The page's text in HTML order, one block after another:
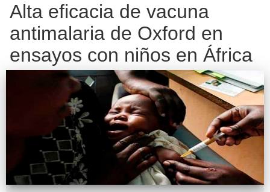
Alta eficacia de vacuna
antimalaria de Oxford en
ensayos con niños en África